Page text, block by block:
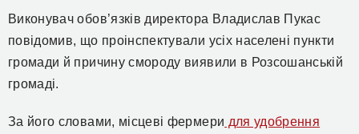
Виконувач обов’язків директора Владислав Пукас
повідомив, що проінспектували усіх населені пункти
громади й причину смороду виявили в Розсошанській
громаді.
За його словами, місцеві фермери для удобрення